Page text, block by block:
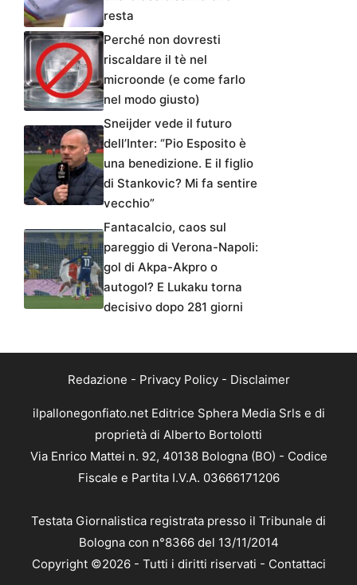
resta
Perché non dovresti
riscaldare il tè nel
microonde (e come farlo
nel modo giusto)
Sneijder vede il futuro
dell’Inter: “Pio Esposito è
una benedizione. E il figlio
di Stankovic? Mi fa sentire
vecchio”
Fantacalcio, caos sul
pareggio di Verona-Napoli:
gol di Akpa-Akpro o
autogol? E Lukaku torna
decisivo dopo 281 giorni
Redazione - Privacy Policy- Disclaimer
ilpallonegonfiato.net Editrice Sphera Media Srls e di
proprietà di Alberto Bortolotti
Via Enrico Mattei n. 92, 40138 Bologna (BO) - Codice
Fiscale e Partita I.V.A. 03666171206
Testata Giornalistica registrata presso il Tribunale di
Bologna con n°8366 del 13/11/2014
Copyright ©2026 - Tutti i diritti riservati - Contattaci